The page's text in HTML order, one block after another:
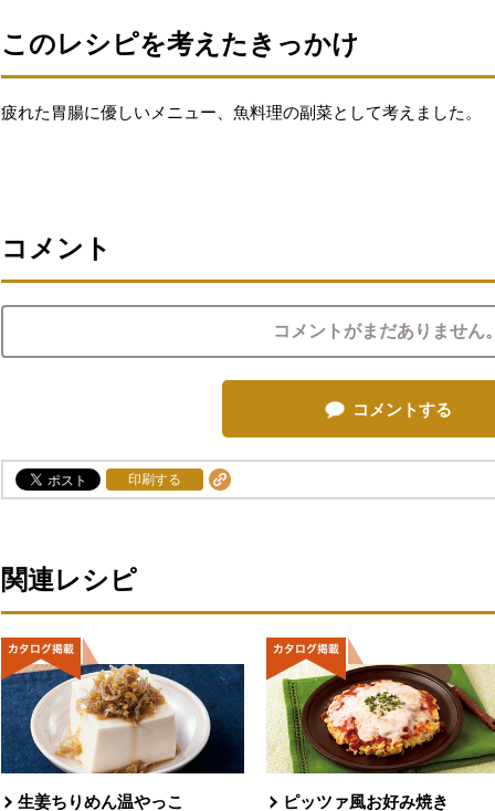
このレシピを考えたきっかけ
疲れた胃腸に優しいメニュー、魚料理の副菜として考えました。
コメント
コメントがまだありません。
コメントする
印刷する
関連レシピ
生姜ちりめん温やっこ ピッツァ風お好み焼き